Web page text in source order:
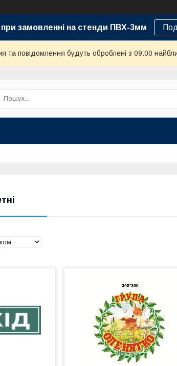
замовленні на стенди ПВХ-3мм
та повідомлення будуть оброблені з 09:00